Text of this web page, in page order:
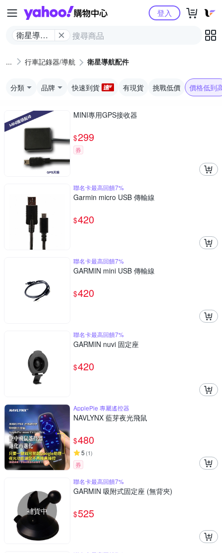
Yahoo購物中心
衛星導航
登入
行車記錄器/導航 衛星導航配件
分類 品牌 快速到貨 有現貨 挑戰低價 價格低到
MINI專用GPS接收器
$299
券
聯名卡最高回饋7%
Garmin micro USB 傳輸線
$420
聯名卡最高回饋7%
GARMIN mini USB 傳輸線
$420
聯名卡最高回饋7%
GARMIN nuvi 固定座
$420
ApplePie 專屬遙控器
NAVLYNX 藍芽夜光飛鼠
$480
5 (1)
券
補貨中
聯名卡最高回饋7%
GARMIN 吸附式固定座 (無背夾)
$525